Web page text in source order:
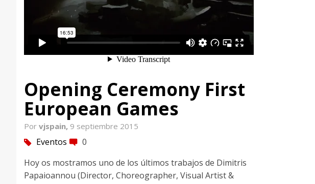
Opening Ceremony First
European Games
Por vjspain, 9 septiembre 2015
tag Eventos comment 0
Hoy os mostramos uno de los últimos trabajos de Dimitris
Papaioannou (Director, Choreographer, Visual Artist &